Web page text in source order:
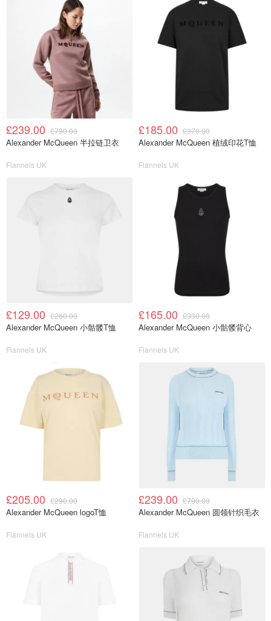
£239.00 £790.00
Alexander McQueen 半拉链卫衣
Flannels UK
£185.00 £370.00
Alexander McQueen 植绒印花T恤
Flannels UK
£129.00 £260.00
Alexander McQueen 小骷髅T恤
Flannels UK
£165.00 £330.00
Alexander McQueen 小骷髅背心
Flannels UK
£205.00 £290.00
Alexander McQueen logoT恤
Flannels UK
£239.00 £790.00
Alexander McQueen 圆领针织毛衣
Flannels UK